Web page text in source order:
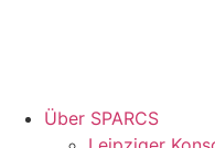
Über SPARCS